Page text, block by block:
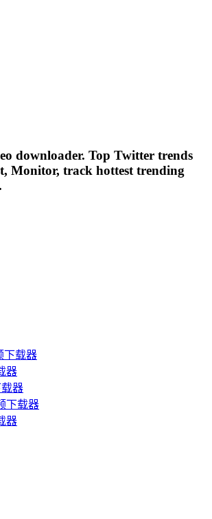
downloader. Top Twitter trends
Monitor, track hottest trending
下载器
器
器
下载器
器